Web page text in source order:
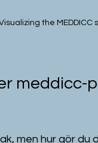
the
meddicc-
men hur gör du